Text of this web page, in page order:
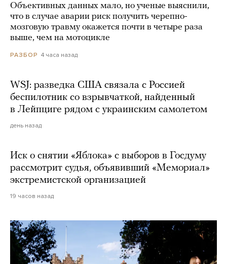
Объективных данных мало, но ученые выяснили,
что в случае аварии риск получить черепно-
мозговую травму окажется почти в четыре раза
выше, чем на мотоцикле
РАЗБОР 4 часа назад
WSJ: разведка США связала с Россией
беспилотник со взрывчаткой, найденный
в Лейпциге рядом с украинским самолетом
день назад
Иск о снятии «Яблока» с выборов в Госдуму
рассмотрит судья, объявивший «Мемориал»
экстремистской организацией
19 часов назад